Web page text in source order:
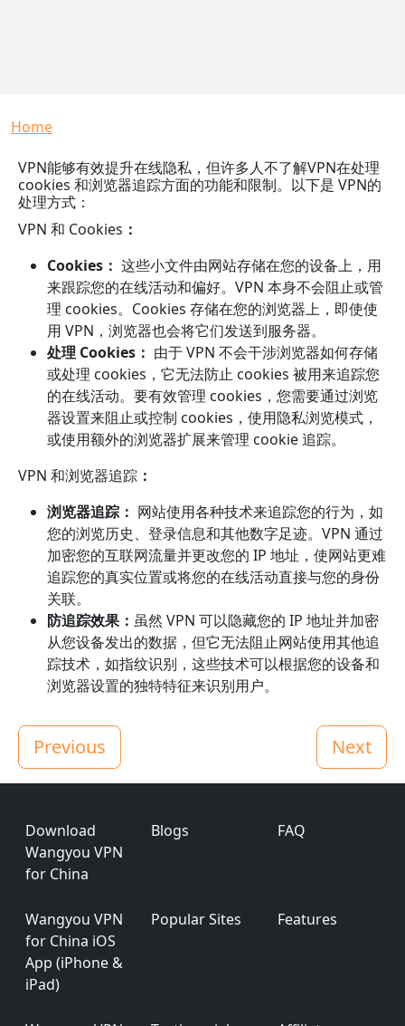
Breadcrumb
Home
VPN能够有效提升在线隐私，但许多人不了解VPN在处理
cookies 和浏览器追踪方面的功能和限制。以下是 VPN的
处理方式：
VPN 和 Cookies ：
Cookies： 这些小文件由网站存储在您的设备上，用
来跟踪您的在线活动和偏好。VPN 本身不会阻止或管
理 cookies。Cookies 存储在您的浏览器上，即使使
用 VPN，浏览器也会将它们发送到服务器。
处理 Cookies： 由于 VPN 不会干涉浏览器如何存储
或处理 cookies，它无法防止 cookies 被用来追踪您
的在线活动。要有效管理 cookies，您需要通过浏览
器设置来阻止或控制 cookies，使用隐私浏览模式，
或使用额外的浏览器扩展来管理 cookie 追踪。
VPN 和浏览器追踪 ：
浏览器追踪： 网站使用各种技术来追踪您的行为，如
您的浏览历史、登录信息和其他数字足迹。VPN 通过
加密您的互联网流量并更改您的 IP 地址，使网站更难
追踪您的真实位置或将您的在线活动直接与您的身份
关联。
防追踪效果： 虽然 VPN 可以隐藏您的 IP 地址并加密
从您设备发出的数据，但它无法阻止网站使用其他追
踪技术，如指纹识别，这些技术可以根据您的设备和
浏览器设置的独特特征来识别用户。
Previous Next
Footer
Download
Wangyou VPN
for China
Blogs FAQ
Wangyou VPN
for China iOS
App (iPhone &
iPad)
Popular Sites Features